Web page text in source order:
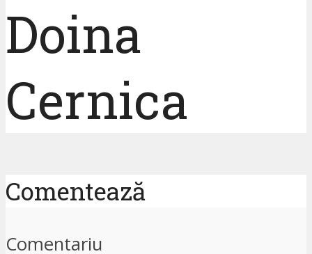
Doina
Cernica
Comentează
Comentariu